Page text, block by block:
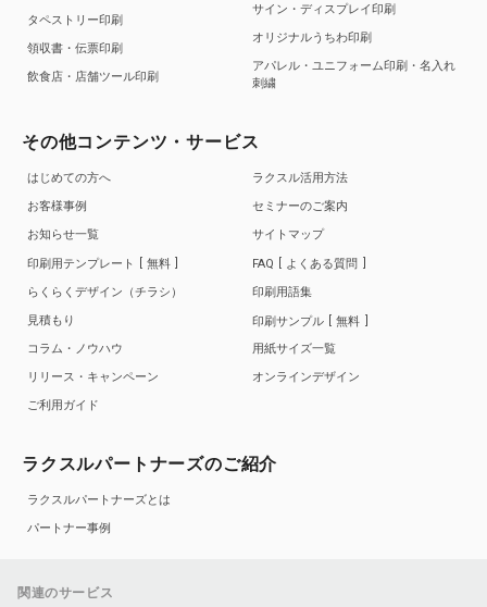
タペストリー印刷
領収書・伝票印刷
飲食店・店舗ツール印刷
サイン・ディスプレイ印刷
オリジナルうちわ印刷
アパレル・ユニフォーム印刷・名入れ
刺繍
その他コンテンツ・サービス
はじめての方へ
お客様事例
お知らせ一覧
印刷用テンプレート
無料
らくらくデザイン（チラシ）
見積もり
コラム・ノウハウ
リリース・キャンペーン
ご利用ガイド
ラクスル活用方法
セミナーのご案内
サイトマップ
FAQ
よくある質問
印刷用語集
印刷サンプル
無料
用紙サイズ一覧
オンラインデザイン
ラクスルパートナーズのご紹介
ラクスルパートナーズとは
パートナー事例
関連のサービス